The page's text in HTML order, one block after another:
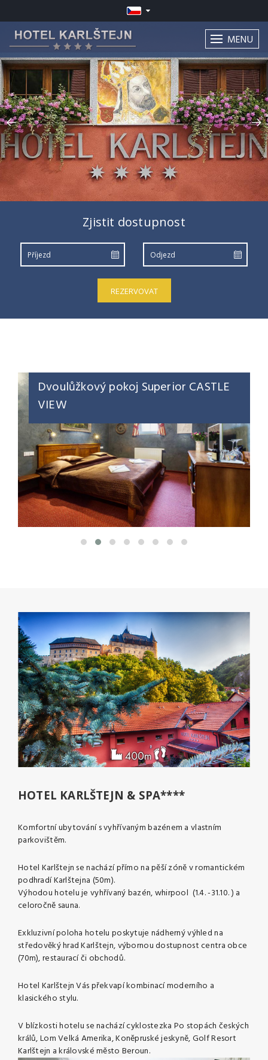
MENU
Zjistit dostupnost
REZERVOVAT
Třílůžkový pokoj Superior
HOTEL KARLŠTEJN & SPA****
Komfortní ubytování s vyhřívaným bazénem a vlastním
parkovištěm.
Hotel Karlštejn se nachází přímo na pěší zóně v romantickém
podhradí Karlštejna (50m).
Výhodou hotelu je vyhřívaný bazén, whirpool (1.4. -31.10. ) a
celoročně sauna.
Exkluzivní poloha hotelu poskytuje nádherný výhled na
středověký hrad Karlštejn, výbornou dostupnost centra obce
(70m), restaurací či obchodů.
Hotel Karlštejn Vás překvapí kombinací moderního a
klasického stylu.
V blízkosti hotelu se nachází cyklostezka Po stopách českých
králů, Lom Velká Amerika, Koněpruské jeskyně, Golf Resort
Karlštejn a královské město Beroun.